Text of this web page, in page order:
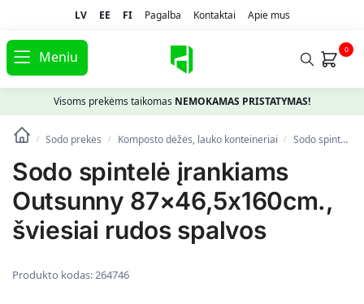
LV EE FI Pagalba Kontaktai Apie mus
Meniu 0
Visoms prekėms taikomas NEMOKAMAS PRISTATYMAS!
/ Sodo prekės / Komposto dėžės, lauko konteineriai / Sodo spintelė įrankiams Outsunny 87×46,5x160cm., šviesiai rudos spalvos
Sodo spintelė įrankiams
Outsunny 87×46,5x160cm.,
šviesiai rudos spalvos
Produkto kodas:264746